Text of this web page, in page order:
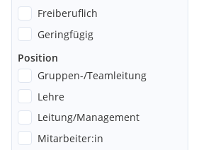
Freiberuflich
Geringfügig
Position
Gruppen-/Teamleitung
Lehre
Leitung/Management
Mitarbeiter:in